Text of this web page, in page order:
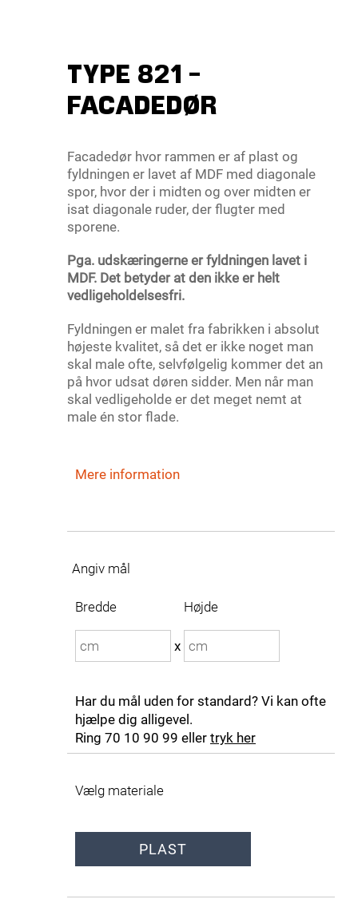
TYPE 821 -
FACADEDØR
Facadedør hvor rammen er af plast og
fyldningen er lavet af MDF med diagonale
spor, hvor der i midten og over midten er
isat diagonale ruder, der flugter med
sporene.
Pga. udskæringerne er fyldningen lavet i
MDF. Det betyder at den ikke er helt
vedligeholdelsesfri.
Fyldningen er malet fra fabrikken i absolut
højeste kvalitet, så det er ikke noget man
skal male ofte, selvfølgelig kommer det an
på hvor udsat døren sidder. Men når man
skal vedligeholde er det meget nemt at
male én stor flade.
Mere information
Angiv mål
Bredde
x
Højde
Har du mål uden for standard? Vi kan ofte
hjælpe dig alligevel.
Ring 70 10 90 99 eller tryk her
Vælg materiale
PLAST